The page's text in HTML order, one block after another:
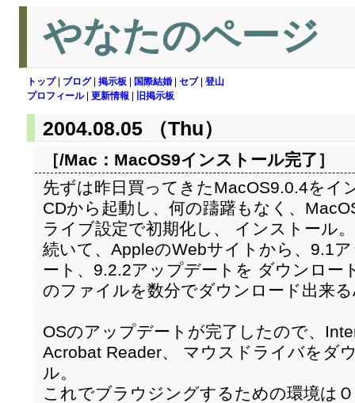
やなたのページ
トップ| ブログ| 掲示板 国際結婚 セブ| 登山
プロフィール| 更新情報 旧掲示板
2004.08.05 （Thu）
［/Mac： MacOS9インストール完了 ］
先ずは昨日買ってきたMacOS9.0.4をイ
CDから起動し、何の躊躇もなく、
ライブ設定で初期化し、 インストール
続いて、AppleのWebサイトから、9.1
ート、9.2.2アップデートを ダウンロー
のファイルを数分でダウンロード出来
OSのアップデートが完了したので、
Acrobat Reader、 マウスドライバをダ
ル。
これでブラウジングするための環境は